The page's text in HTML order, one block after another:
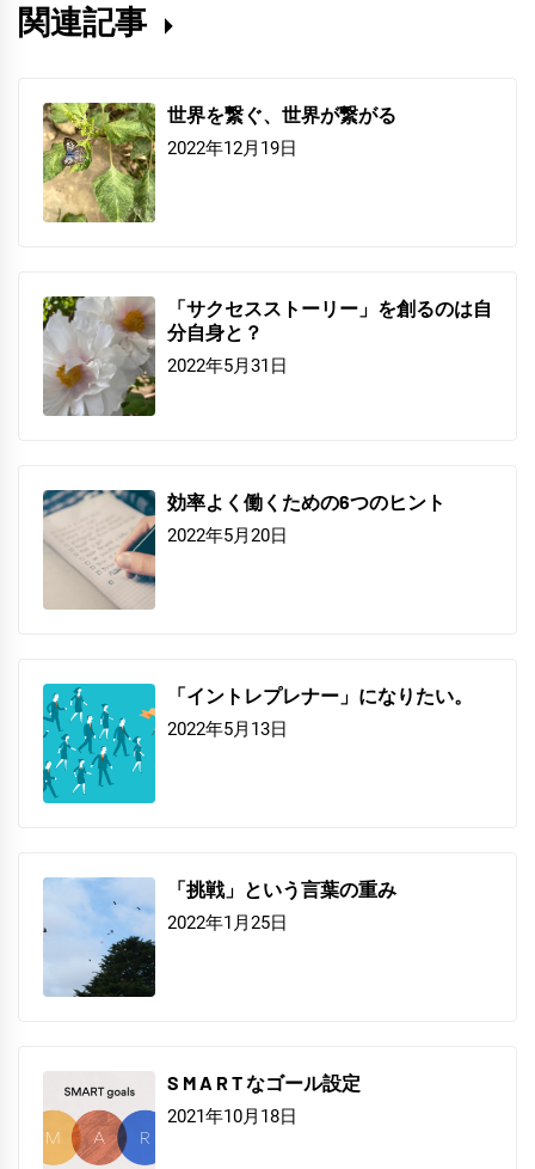
関連記事
世界を繋ぐ、世界が繋がる
2022年12月19日
「サクセスストーリー」を創るのは自
分自身と？
2022年5月31日
効率よく働くための6つのヒント
2022年5月20日
「イントレプレナー」になりたい。
2022年5月13日
「挑戦」という言葉の重み
2022年1月25日
S M A R T なゴール設定
2021年10月18日